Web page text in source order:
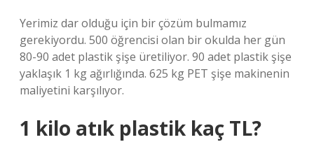
Yerimiz dar olduğu için bir çözüm bulmamız
gerekiyordu. 500 öğrencisi olan bir okulda her gün
80-90 adet plastik şişe üretiliyor. 90 adet plastik şişe
yaklaşık 1 kg ağırlığında. 625 kg PET şişe makinenin
maliyetini karşılıyor.
1 kilo atık plastik kaç TL?